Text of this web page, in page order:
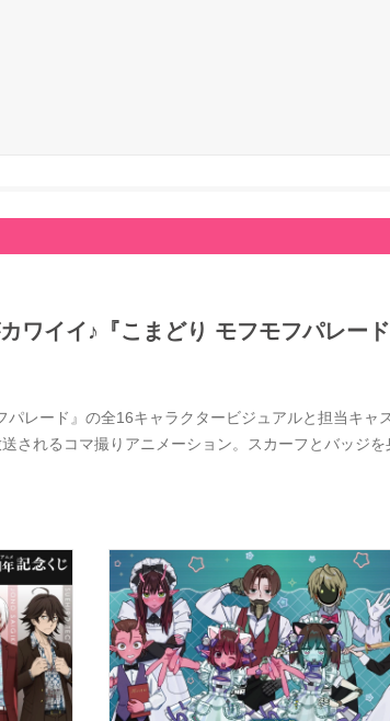
ワイイ♪『こまどり モフモフパレー
パレード』の全16キャラクタービジュアルと担当キ
されるコマ撮りアニメーション。スカーフとバッジ